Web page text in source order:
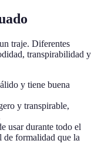
traje. Diferentes
transpirabilidad y
y tiene buena
y transpirable,
usar durante todo el
de formalidad que la